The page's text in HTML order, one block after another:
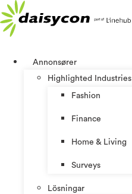
Hoppa
till
innehåll
Annonsører
Highlighted Industries
Fashion
Finance
Home & Living
Surveys
Lösningar